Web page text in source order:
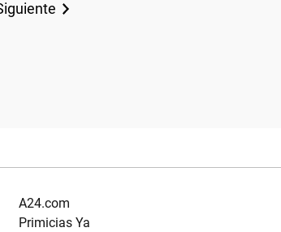
A24.com
Primicias Ya